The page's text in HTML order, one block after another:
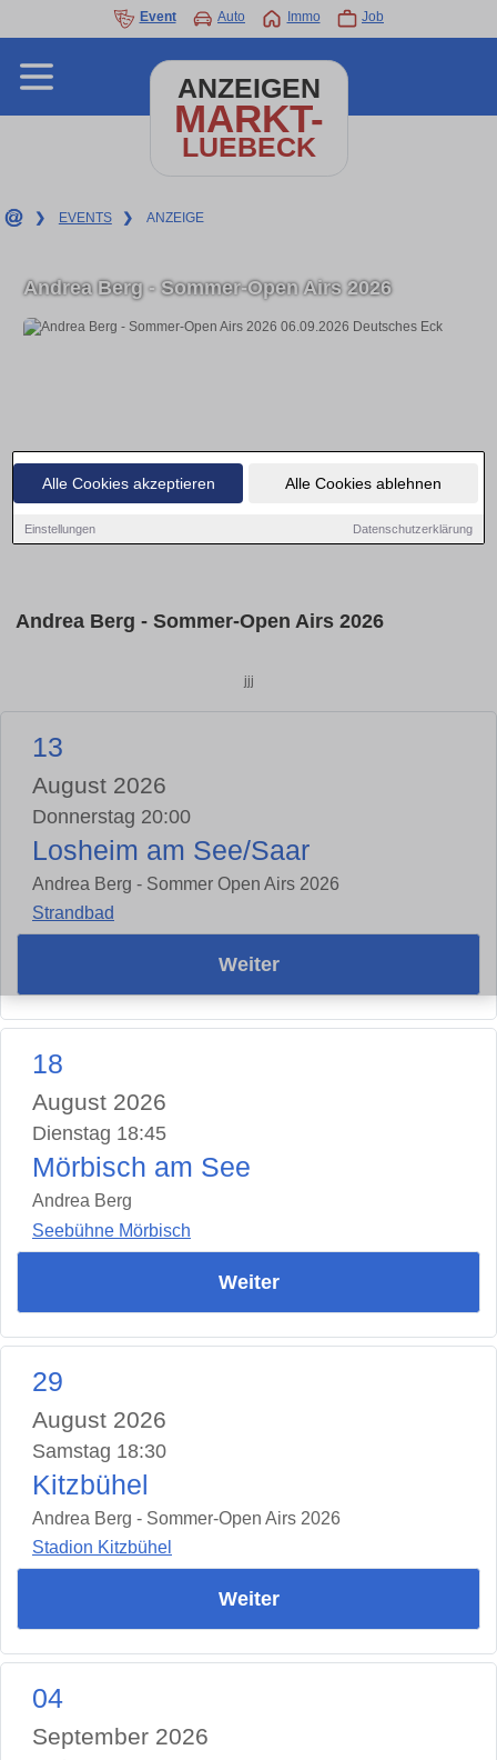
Alle Cookies akzeptieren Alle Cookies ablehnen
Einstellungen Datenschutzerklärung
Event Auto Immo Job
ANZEIGEN
MARKT-
LUEBECK
❯ EVENTS ❯ ANZEIGE
Andrea Berg - Sommer-Open Airs 2026
Andrea Berg - Sommer-Open Airs 2026
jjj
13
August 2026
Donnerstag 20:00
Losheim am See/Saar
Andrea Berg - Sommer Open Airs 2026
Strandbad
Weiter
18
August 2026
Dienstag 18:45
Mörbisch am See
Andrea Berg
Seebühne Mörbisch
Weiter
29
August 2026
Samstag 18:30
Kitzbühel
Andrea Berg - Sommer-Open Airs 2026
Stadion Kitzbühel
Weiter
04
September 2026